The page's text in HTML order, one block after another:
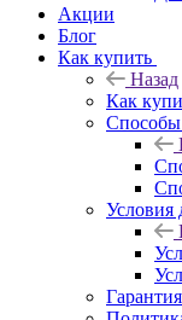
Акции
Блог
Как купить
Назад
Как
Условия